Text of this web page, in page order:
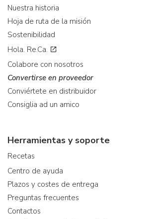
Nuestra historia
Hoja de ruta de la misión
Sostenibilidad
Hola. Re.Ca.
Colabore con nosotros
Convertirse en proveedor
Conviértete en distribuidor
Consiglia ad un amico
Herramientas y soporte
Recetas
Centro de ayuda
Plazos y costes de entrega
Preguntas frecuentes
Contactos